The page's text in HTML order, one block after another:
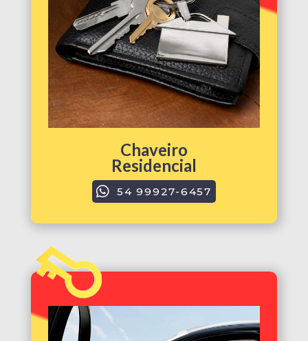
Chaveiro
Residencial
54 99927-6457